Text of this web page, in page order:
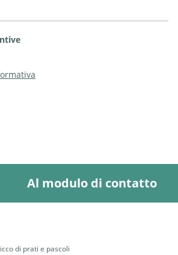
Al modulo di contatto
di prati e pascoli